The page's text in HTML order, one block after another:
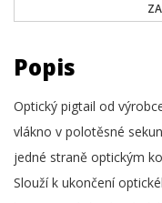
Popis
Optický pigtail od
vlákno v polotěsné
jedné straně optickým
Slouží k ukončení